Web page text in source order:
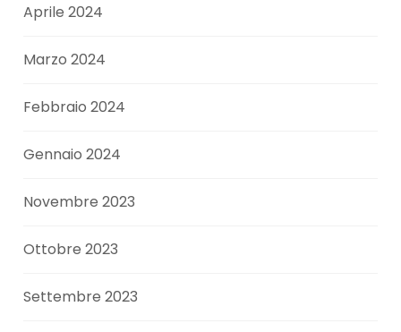
Aprile 2024
Marzo 2024
Febbraio 2024
Gennaio 2024
Novembre 2023
Ottobre 2023
Settembre 2023